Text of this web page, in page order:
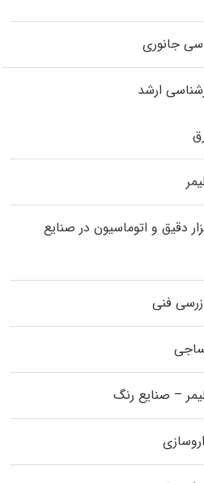
جانوری
ارشد
دقیق و اتوماسیون در صنایع
فنی
– صنایع رنگ